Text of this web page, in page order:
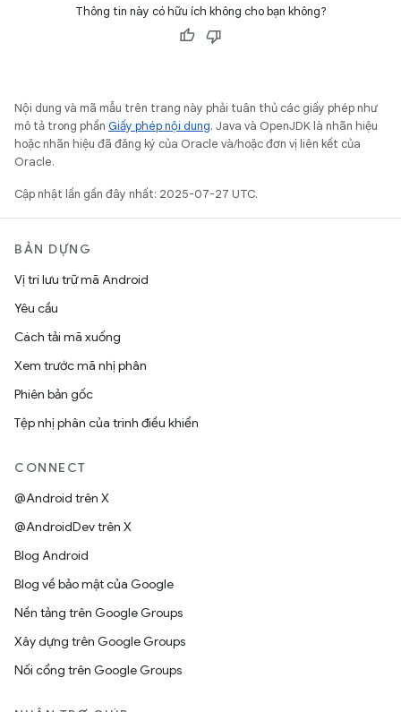
Thông tin này có hữu ích không cho bạn không?
Nội dung và mã mẫu trên trang này phải tuân thủ các giấy phép như
mô tả trong phần Giấy phép nội dung. Java và OpenJDK là nhãn hiệu
hoặc nhãn hiệu đã đăng ký của Oracle và/hoặc đơn vị liên kết của
Oracle.
Cập nhật lần gần đây nhất: 2025-07-27 UTC.
BẢN DỰNG
Vị trí lưu trữ mã Android
Yêu cầu
Cách tải mã xuống
Xem trước mã nhị phân
Phiên bản gốc
Tệp nhị phân của trình điều khiển
CONNECT
@Android trên X
@AndroidDev trên X
Blog Android
Blog về bảo mật của Google
Nền tảng trên Google Groups
Xây dựng trên Google Groups
Nối cổng trên Google Groups